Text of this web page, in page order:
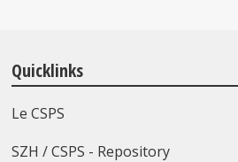
Quicklinks
Le CSPS
SZH / CSPS - Repository